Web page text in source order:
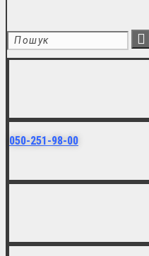
050-251-98-00